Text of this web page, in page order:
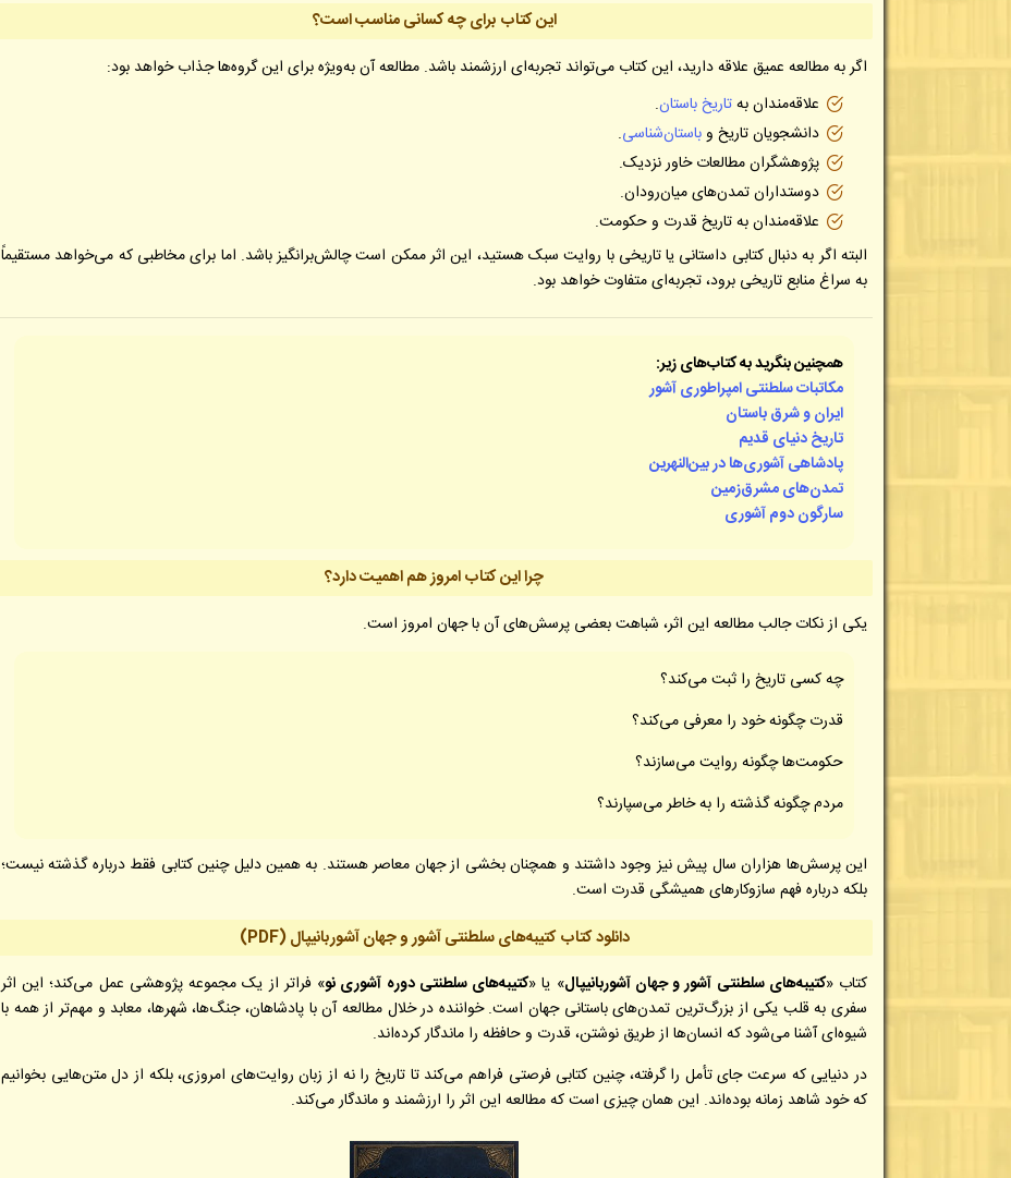
این کتاب برای چه کسانی مناسب است؟
اگر به مطالعه عمیق علاقه دارید، این کتاب می‌تواند تجربه‌ای ارزشمند باشد. مطالعه آن به‌ویژه برای این گروه‌ها جذاب خواهد بود:
علاقه‌مندان بهتاریخ باستان.
دانشجویان تاریخ و باستان‌شناسی.
پژوهشگران مطالعات خاور نزدیک.
دوستداران تمدن‌های میان‌رودان.
علاقه‌مندان به تاریخ قدرت و حکومت.
البته اگر به دنبال کتابی داستانی یا تاریخی با روایت سبک هستید، این اثر ممکن است چالش‌برانگیز باشد. اما برای مخاطبی که می‌خواهد مستقیماً
به سراغ منابع تاریخی برود، تجربه‌ای متفاوت خواهد بود.
همچنین بنگرید به کتاب‌های زیر:
مکاتبات سلطنتی امپراطوری آشور
ایران و شرق باستان
تاریخ دنیای قدیم
پادشاهی آشوری‌ها در بین‌النهرین
تمدن‌های مشرق‌زمین
سارگون دوم آشوری
چرا این کتاب امروز هم اهمیت دارد؟
یکی از نکات جالب مطالعه این اثر، شباهت بعضی پرسش‌های آن با جهان امروز است.
چه کسی تاریخ را ثبت می‌کند؟
قدرت چگونه خود را معرفی می‌کند؟
حکومت‌ها چگونه روایت می‌سازند؟
مردم چگونه گذشته را به خاطر می‌سپارند؟
این پرسش‌ها هزاران سال پیش نیز وجود داشتند و همچنان بخشی از جهان معاصر هستند. به همین دلیل چنین کتابی فقط درباره گذشته نیست؛
بلکه درباره فهم سازوکارهای همیشگی قدرت است.
دانلود کتاب کتیبه‌های سلطنتی آشور و جهان آشوربانیپال (PDF)
کتاب «کتیبه‌های سلطنتی آشور و جهان آشوربانیپال» یا «کتیبه‌های سلطنتی دوره آشوری نو» فراتر از یک مجموعه پژوهشی عمل می‌کند؛ این اثر
سفری به قلب یکی از بزرگ‌ترین تمدن‌های باستانی جهان است. خواننده در خلال مطالعه آن با پادشاهان، جنگ‌ها، شهرها، معابد و مهم‌تر از همه با
شیوه‌ای آشنا می‌شود که انسان‌ها از طریق نوشتن، قدرت و حافظه را ماندگار کرده‌اند.
در دنیایی که سرعت جای تأمل را گرفته، چنین کتابی فرصتی فراهم می‌کند تا تاریخ را نه از زبان روایت‌های امروزی، بلکه از دل متن‌هایی بخوانیم
که خود شاهد زمانه بوده‌اند. این همان چیزی است که مطالعه این اثر را ارزشمند و ماندگار می‌کند.